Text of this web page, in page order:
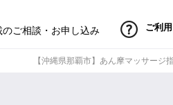
のご相談・お申し込み ご利
【沖縄県那覇市】あん摩マッサー